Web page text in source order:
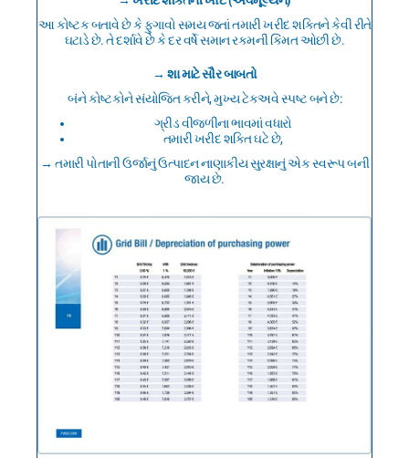
આ કોષ્ટક બતાવે છે કે ફુગાવો સમય જતાં તમારી ખરીદ શક્તિને કેવી રીતે
ઘટાડે છે. તે દર્શાવે છે કે દર વર્ષે સમાન રકમની કિંમત ઓછી છે.
→ શા માટે સૌર બાબતો
બંને કોષ્ટકોને સંયોજિત કરીને, મુખ્ય ટેકઅવે સ્પષ્ટ બને છે:
ગ્રીડ વીજળીના ભાવમાં વધારો
તમારી ખરીદ શક્તિ ઘટે છે,
→ તમારી પોતાની ઉર્જાનું ઉત્પાદન નાણાકીય સુરક્ષાનું એક સ્વરૂપ બની
જાય છે.